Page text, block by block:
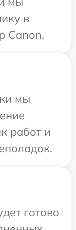
в
Canon.
мы
работ и
готово